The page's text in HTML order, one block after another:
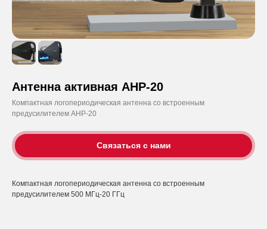
Антенна активная АНР-20
Компактная логопериодическая антенна со встроенным
предусилителем АНР-20
Связаться с нами
Компактная логопериодическая антенна со встроенным
предусилителем 500 МГц-20 ГГц